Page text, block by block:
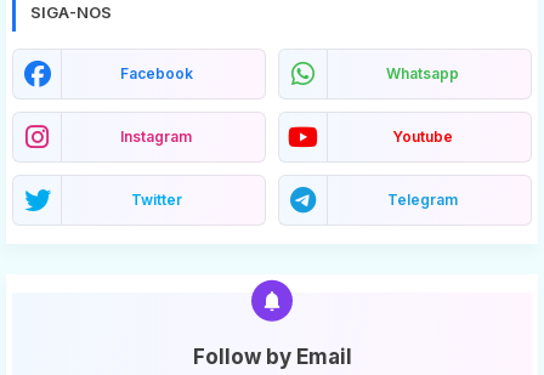
SIGA-NOS
Facebook Whatsapp
Instagram Youtube
Twitter Telegram
Follow by Email